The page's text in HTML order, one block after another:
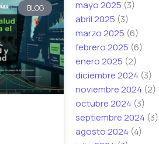
BLOG
mayo 2025 (3)
abril 2025 (3)
marzo 2025 (6)
febrero 2025 (6)
enero 2025 (2)
diciembre 2024 (3)
noviembre 2024 (2)
octubre 2024 (3)
septiembre 2024 (3)
agosto 2024 (4)